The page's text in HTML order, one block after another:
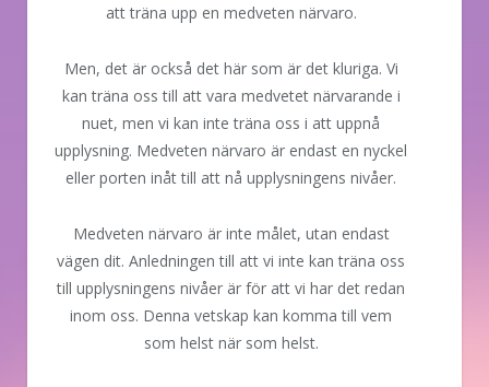
att träna upp en medveten närvaro.
Men, det är också det här som är det kluriga. Vi
kan träna oss till att vara medvetet närvarande i
nuet, men vi kan inte träna oss i att uppnå
upplysning. Medveten närvaro är endast en nyckel
eller porten inåt till att nå upplysningens nivåer.
Medveten närvaro är inte målet, utan endast
vägen dit. Anledningen till att vi inte kan träna oss
till upplysningens nivåer är för att vi har det redan
inom oss. Denna vetskap kan komma till vem
som helst när som helst.